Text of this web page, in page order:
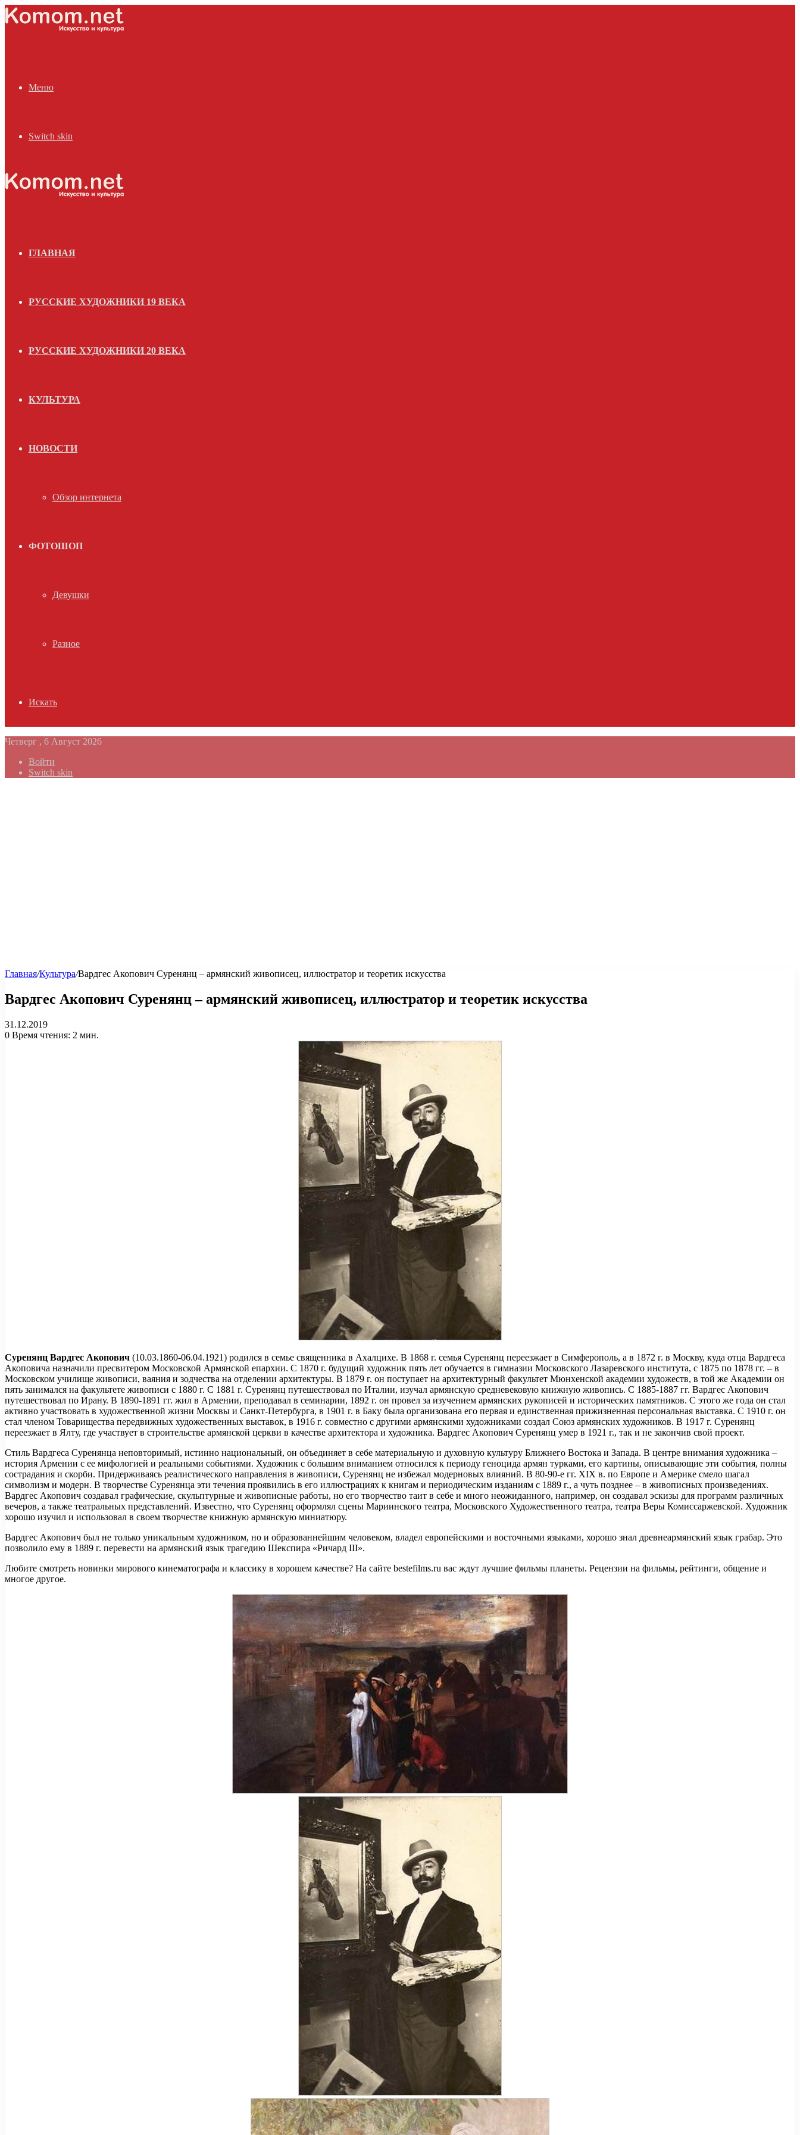
Меню
Switch skin
ГЛАВНАЯ
РУССКИЕ ХУДОЖНИКИ 19 ВЕКА
РУССКИЕ ХУДОЖНИКИ 20 ВЕКА
КУЛЬТУРА
НОВОСТИ
Обзор интернета
ФОТОШОП
Девушки
Разное
Искать
Четверг , 6 Август 2026
Войти
Switch skin
Главная/Культура/Вардгес Акопович Суренянц – армянский живописец, иллюстратор и теоретик искусства
Вардгес Акопович Суренянц – армянский живописец, иллюстратор и теоретик искусства
31.12.2019
0 Время чтения: 2 мин.
Суренянц Вардгес Акопович (10.03.1860-06.04.1921) родился в семье священника в Ахалцихе. В 1868 г. семья Суренянц переезжает в Симферополь, а в 1872 г. в Москву, куда отца Вардгеса
Акоповича назначили пресвитером Московской Армянской епархии. С 1870 г. будущий художник пять лет обучается в гимназии Московского Лазаревского института, с 1875 по 1878 гг. – в
Московском училище живописи, ваяния и зодчества на отделении архитектуры. В 1879 г. он поступает на архитектурный факультет Мюнхенской академии художеств, в той же Академии он
пять занимался на факультете живописи с 1880 г. С 1881 г. Суренянц путешествовал по Италии, изучал армянскую средневековую книжную живопись. С 1885-1887 гг. Вардгес Акопович
путешествовал по Ирану. В 1890-1891 гг. жил в Армении, преподавал в семинарии, 1892 г. он провел за изучением армянских рукописей и исторических памятников. С этого же года он стал
активно участвовать в художественной жизни Москвы и Санкт-Петербурга, в 1901 г. в Баку была организована его первая и единственная прижизненная персональная выставка. С 1910 г. он
стал членом Товарищества передвижных художественных выставок, в 1916 г. совместно с другими армянскими художниками создал Союз армянских художников. В 1917 г. Суренянц
переезжает в Ялту, где участвует в строительстве армянской церкви в качестве архитектора и художника. Вардгес Акопович Суренянц умер в 1921 г., так и не закончив свой проект.
Стиль Вардгеса Суренянца неповторимый, истинно национальный, он объединяет в себе материальную и духовную культуру Ближнего Востока и Запада. В центре внимания художника –
история Армении с ее мифологией и реальными событиями. Художник с большим вниманием относился к периоду геноцида армян турками, его картины, описывающие эти события, полны
сострадания и скорби. Придерживаясь реалистического направления в живописи, Суренянц не избежал модерновых влияний. В 80-90-е гг. XIX в. по Европе и Америке смело шагал
символизм и модерн. В творчестве Суренянца эти течения проявились в его иллюстрациях к книгам и периодическим изданиям с 1889 г., а чуть позднее – в живописных произведениях.
Вардгес Акопович создавал графические, скульптурные и живописные работы, но его творчество таит в себе и много неожиданного, например, он создавал эскизы для программ различных
вечеров, а также театральных представлений. Известно, что Суренянц оформлял сцены Мариинского театра, Московского Художественного театра, театра Веры Комиссаржевской. Художник
хорошо изучил и использовал в своем творчестве книжную армянскую миниатюру.
Вардгес Акопович был не только уникальным художником, но и образованнейшим человеком, владел европейскими и восточными языками, хорошо знал древнеармянский язык грабар. Это
позволило ему в 1889 г. перевести на армянский язык трагедию Шекспира «Ричард III».
Любите смотреть новинки мирового кинематографа и классику в хорошем качестве? На сайте bestefilms.ru вас ждут лучшие фильмы планеты. Рецензии на фильмы, рейтинги, общение и
многое другое.